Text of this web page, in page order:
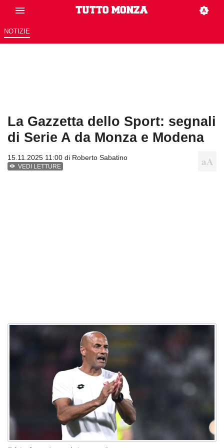
NOTIZIE
La Gazzetta dello Sport: segnali
di Serie A da Monza e Modena
15.11.2025 11:00 di Roberto Sabatino
VEDI LETTURE